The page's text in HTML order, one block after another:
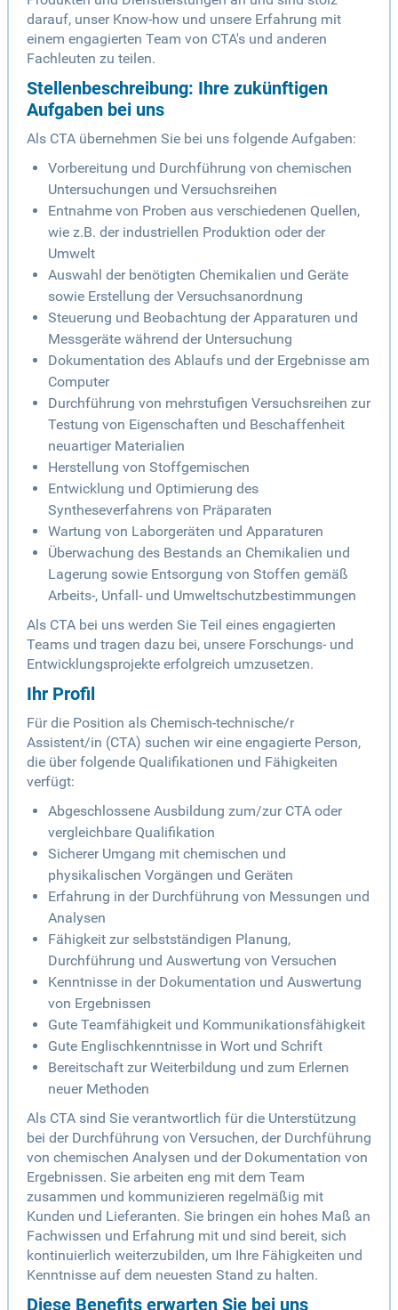
darauf, unser Know-how und unsere Erfahrung mit
einem engagierten Team von CTA's und anderen
Fachleuten zu teilen.
Stellenbeschreibung: Ihre zukünftigen
Aufgaben bei uns
Als CTA übernehmen Sie bei uns folgende Aufgaben:
Vorbereitung und Durchführung von chemischen
Untersuchungen und Versuchsreihen
Entnahme von Proben aus verschiedenen Quellen,
wie z.B. der industriellen Produktion oder der
Umwelt
Auswahl der benötigten Chemikalien und Geräte
sowie Erstellung der Versuchsanordnung
Steuerung und Beobachtung der Apparaturen und
Messgeräte während der Untersuchung
Dokumentation des Ablaufs und der Ergebnisse am
Computer
Durchführung von mehrstufigen Versuchsreihen zur
Testung von Eigenschaften und Beschaffenheit
neuartiger Materialien
Herstellung von Stoffgemischen
Entwicklung und Optimierung des
Syntheseverfahrens von Präparaten
Wartung von Laborgeräten und Apparaturen
Überwachung des Bestands an Chemikalien und
Lagerung sowie Entsorgung von Stoffen gemäß
Arbeits-, Unfall- und Umweltschutzbestimmungen
Als CTA bei uns werden Sie Teil eines engagierten
Teams und tragen dazu bei, unsere Forschungs- und
Entwicklungsprojekte erfolgreich umzusetzen.
Ihr Profil
Für die Position als Chemisch-technische/r
Assistent/in (CTA) suchen wir eine engagierte Person,
die über folgende Qualifikationen und Fähigkeiten
verfügt:
Abgeschlossene Ausbildung zum/zur CTA oder
vergleichbare Qualifikation
Sicherer Umgang mit chemischen und
physikalischen Vorgängen und Geräten
Erfahrung in der Durchführung von Messungen und
Analysen
Fähigkeit zur selbstständigen Planung,
Durchführung und Auswertung von Versuchen
Kenntnisse in der Dokumentation und Auswertung
von Ergebnissen
Gute Teamfähigkeit und Kommunikationsfähigkeit
Gute Englischkenntnisse in Wort und Schrift
Bereitschaft zur Weiterbildung und zum Erlernen
neuer Methoden
Als CTA sind Sie verantwortlich für die Unterstützung
bei der Durchführung von Versuchen, der Durchführung
von chemischen Analysen und der Dokumentation von
Ergebnissen. Sie arbeiten eng mit dem Team
zusammen und kommunizieren regelmäßig mit
Kunden und Lieferanten. Sie bringen ein hohes Maß an
Fachwissen und Erfahrung mit und sind bereit, sich
kontinuierlich weiterzubilden, um Ihre Fähigkeiten und
Kenntnisse auf dem neuesten Stand zu halten.
Diese Benefits erwarten Sie bei uns